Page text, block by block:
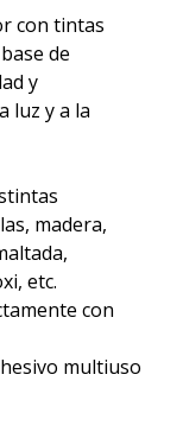
con tintas
de
y
luz y a la
madera,
etc.
con
multiuso